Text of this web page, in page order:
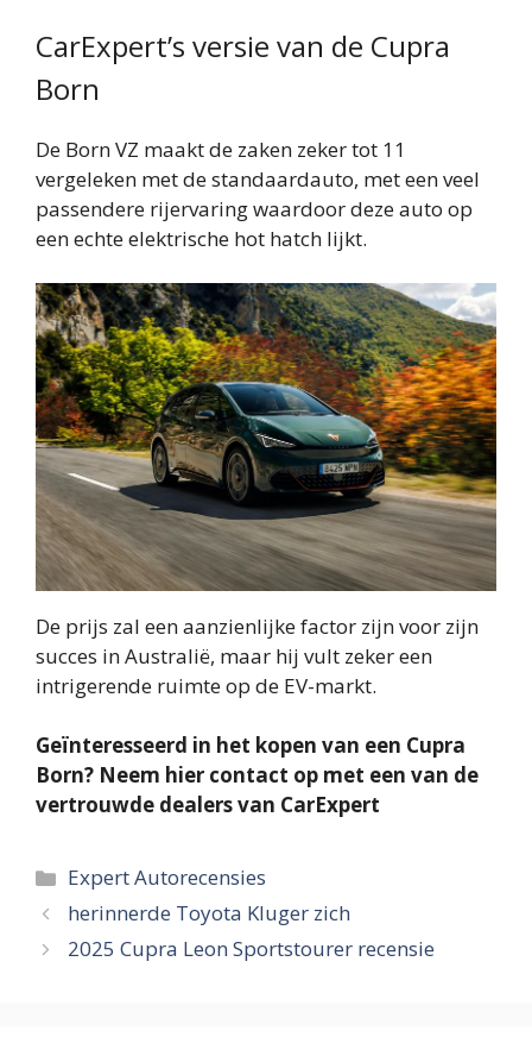
CarExpert’s versie van de Cupra
Born
De Born VZ maakt de zaken zeker tot 11
vergeleken met de standaardauto, met een veel
passendere rijervaring waardoor deze auto op
een echte elektrische hot hatch lijkt.
De prijs zal een aanzienlijke factor zijn voor zijn
succes in Australië, maar hij vult zeker een
intrigerende ruimte op de EV-markt.
Geïnteresseerd in het kopen van een Cupra
Born? Neem hier contact op met een van de
vertrouwde dealers van CarExpert
Categorieën
Expert Autorecensies
herinnerde Toyota Kluger zich
2025 Cupra Leon Sportstourer recensie